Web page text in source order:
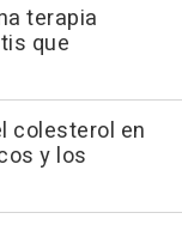
terapia
que
colesterol en
y los